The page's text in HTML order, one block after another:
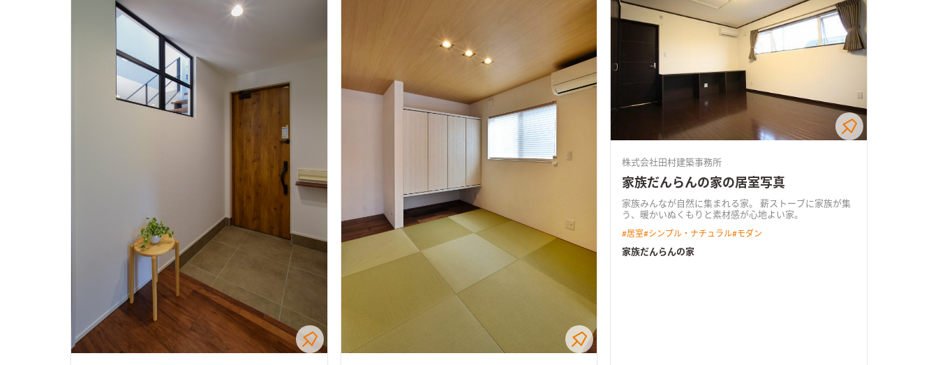
株式会社田村建築事務所
家族だんらんの家の居室写真
家族みんなが自然に集まれる家。 薪ストーブに家族が集
う、暖かいぬくもりと素材感が心地よい家。
#居室#シンプル・ナチュラル#モダン
家族だんらんの家